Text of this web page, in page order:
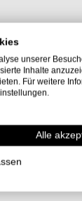
unserer
Inhalte
Für weitere
Alle